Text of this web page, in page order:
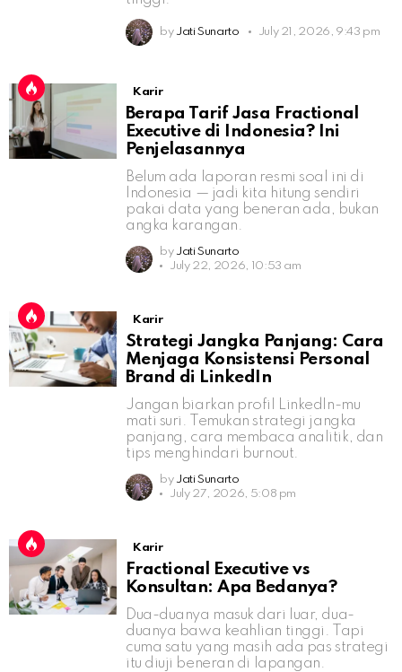
by Jati Sunarto July 21, 2026, 9:43 pm
Karir
Berapa Tarif Jasa Fractional
Executive di Indonesia? Ini
Penjelasannya
Belum ada laporan resmi soal ini di
Indonesia — jadi kita hitung sendiri
pakai data yang beneran ada, bukan
angka karangan.
by Jati Sunarto
July 22, 2026, 10:53 am
Karir
Strategi Jangka Panjang: Cara
Menjaga Konsistensi Personal
Brand di LinkedIn
Jangan biarkan profil LinkedIn-mu
mati suri. Temukan strategi jangka
panjang, cara membaca analitik, dan
tips menghindari burnout.
by Jati Sunarto
July 27, 2026, 5:08 pm
Karir
Fractional Executive vs
Konsultan: Apa Bedanya?
Dua-duanya masuk dari luar, dua-
duanya bawa keahlian tinggi. Tapi
cuma satu yang masih ada pas strategi
itu diuji beneran di lapangan.